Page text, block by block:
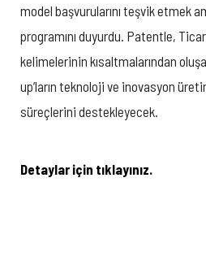
model başvurularını teşvik etmek
programını duyurdu. Patentle,
kelimelerinin kısaltmalarından
up’ların teknoloji ve inovasyon
süreçlerini destekleyecek.
Detaylar için tıklayınız.